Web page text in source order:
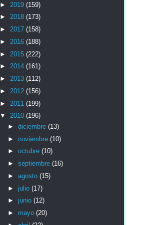
► 2019 (159)
► 2018 (173)
► 2017 (158)
► 2016 (188)
► 2015 (222)
► 2014 (161)
► 2013 (112)
► 2012 (156)
► 2011 (199)
▼ 2010 (196)
► diciembre (13)
► noviembre (10)
► octubre (10)
► septiembre (16)
► agosto (15)
► julio (17)
► junio (12)
► mayo (20)